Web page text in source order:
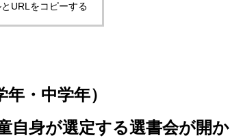
URLをコピーする
・中学年）
自身が選定する選書会が開か